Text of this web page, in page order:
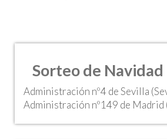
Sorteo de Navidad
Administración nº4 de Sevilla
Administración nº149 de Madrid